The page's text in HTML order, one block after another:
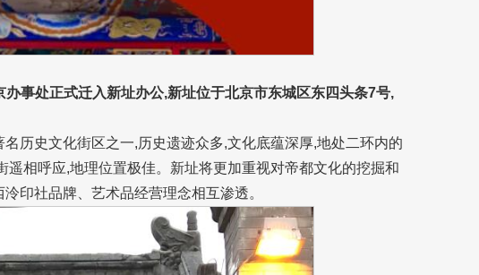
事处正式迁入新址办公,新址位于北京市东城区东四头条7号,
历史文化街区之一,历史遗迹众多,文化底蕴深厚,地处二环内的
相呼应,地理位置极佳。新址将更加重视对帝都文化的挖掘和
印社品牌、艺术品经营理念相互渗透。